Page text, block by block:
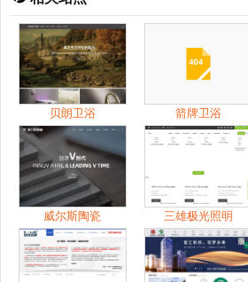
贝朗卫浴 箭牌卫浴
威尔斯陶瓷 三雄极光照明